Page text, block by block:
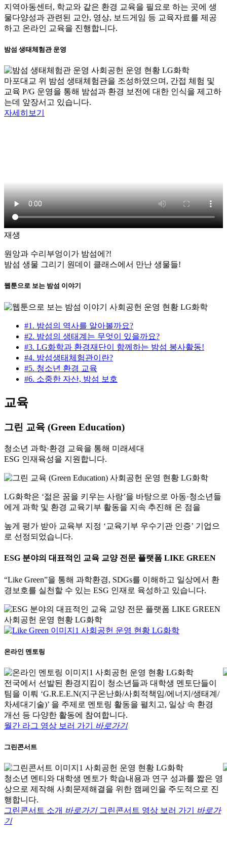
지역아동센터, 학교와 같은 환경 교육을 필요로 하는 곳에 생
물다양성과 관련된 교안, 영상, 보드게임 등 교육자료를 제공
하고 온라인 교육을 진행합니다.
밤섬 생태체험관 운영
마포대교 위 밤섬 생태체험관을 조성하였으며, 간접 체험 및
교육 P/G 운영을 통해 밤섬과 환경 보전에 대한 인식을 제고하
는데 앞장서고 있습니다.
자세히보기
재생
원앙과 수리부엉이가 밤섬에?!
밤섬 생물 그리기 원데이 클래스에서 만난 생물들!
웹툰으로 보는 밤섬 이야기
#1. 밤섬의 역사를 알아볼까요?
#2. 밤섬의 생태계는 무엇이 있을까요?
#3. LG화학과 환경재단이 함께하는 밤섬 봉사활동!
#4. 밤섬생태체험관이란?
#5. 청소년 환경 교육
#6. 소중한 자산, 밤섬 보호
교육
그린 교육 (Green Education)
청소년 과학·환경 교육을 통해 미래세대
ESG 인재육성을 지원합니다.
LG화학은 ‘젊은 꿈을 키우는 사랑’을 바탕으로 아동·청소년들
에게 과학 및 환경 교육기부 활동을 지속 추진해 온 점을
높게 평가 받아 교육부 지정 ‘교육기부 우수기관 인증’ 기업으
로 선정되었습니다.
ESG 분야의 대표적인 교육 교양 전문 플랫폼 LIKE GREEN
“Like Green”을 통해 과학환경, SDGs를 이해하고 일상에서 환
경보호를 실천할 수 있는 ESG 인재로 육성하고 있습니다.
온라인 멘토링
전국에서 선발된 환경지킴이 청소년들과 대학생 멘토단들이
팀을 이뤄 ‘G.R.E.E.N(지구온난화/사회적책임/에너지/생태계/
차세대기술)’ 을 주제로 멘토링 활동을 펼치고, 일상 속 환경
개선 등 다양한 활동에 참여합니다.
월간 라그 영상 보러 가기
바로가기
그린콘서트
청소년 멘티와 대학생 멘토가 학습내용과 연구 성과를 짧은 영
상으로 제작해 사회문제해결을 위한 캠페인을 주도적으로 진
행합니다.
그린콘서트 소개 바로가기 그린콘서트 영상 보러 가기
바로가
기